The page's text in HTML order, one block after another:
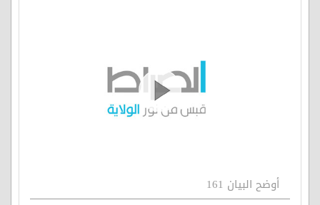
أوضح البيان 161